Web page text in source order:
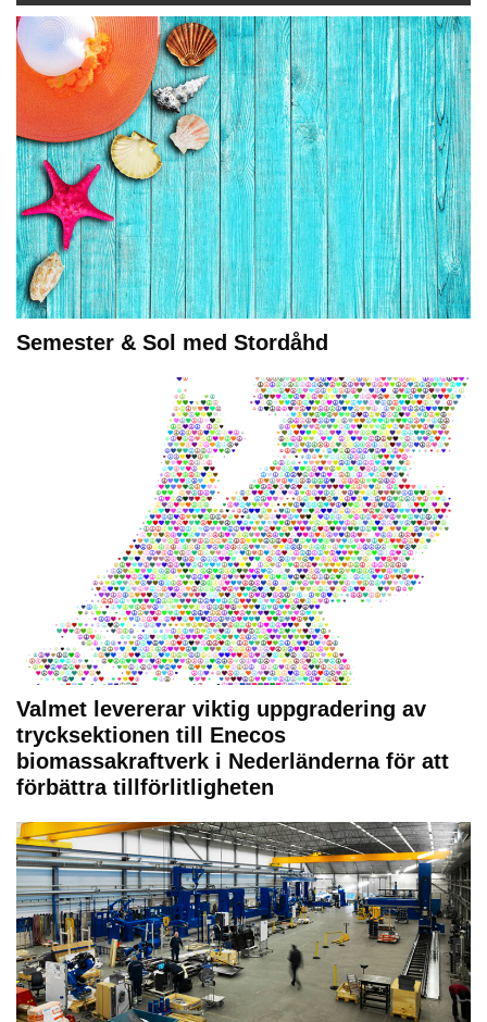
Semester & Sol med Stordåhd
Valmet levererar viktig uppgradering av
trycksektionen till Enecos
biomassakraftverk i Nederländerna för att
förbättra tillförlitligheten